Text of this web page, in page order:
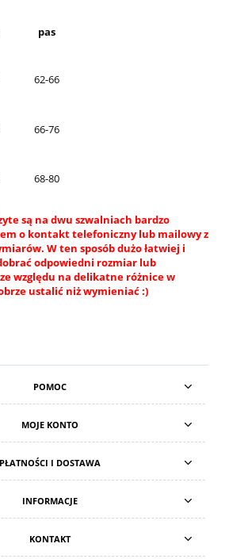
pas
62-66
66-76
68-80
są na dwu szwalniach bardzo
o kontakt telefoniczny lub mailowy z
W ten sposób dużo łatwiej i
odpowiedni rozmiar lub
względu na delikatne różnice w
ustalić niż wymieniać :)
POMOC
MOJE KONTO
PŁATNOŚCI I DOSTAWA
INFORMACJE
KONTAKT